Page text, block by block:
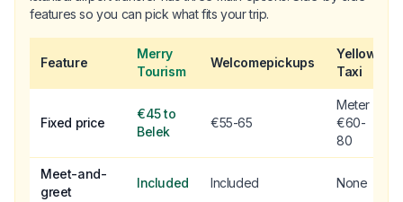
features so you can pick what fits your trip.
Feature
Merry
Tourism
Welcomepickups
Yellow
Taxi
Fixed price
€45 to
Belek
€55-65
Meter
€60-
80
Meet-and-
greet
Included Included None